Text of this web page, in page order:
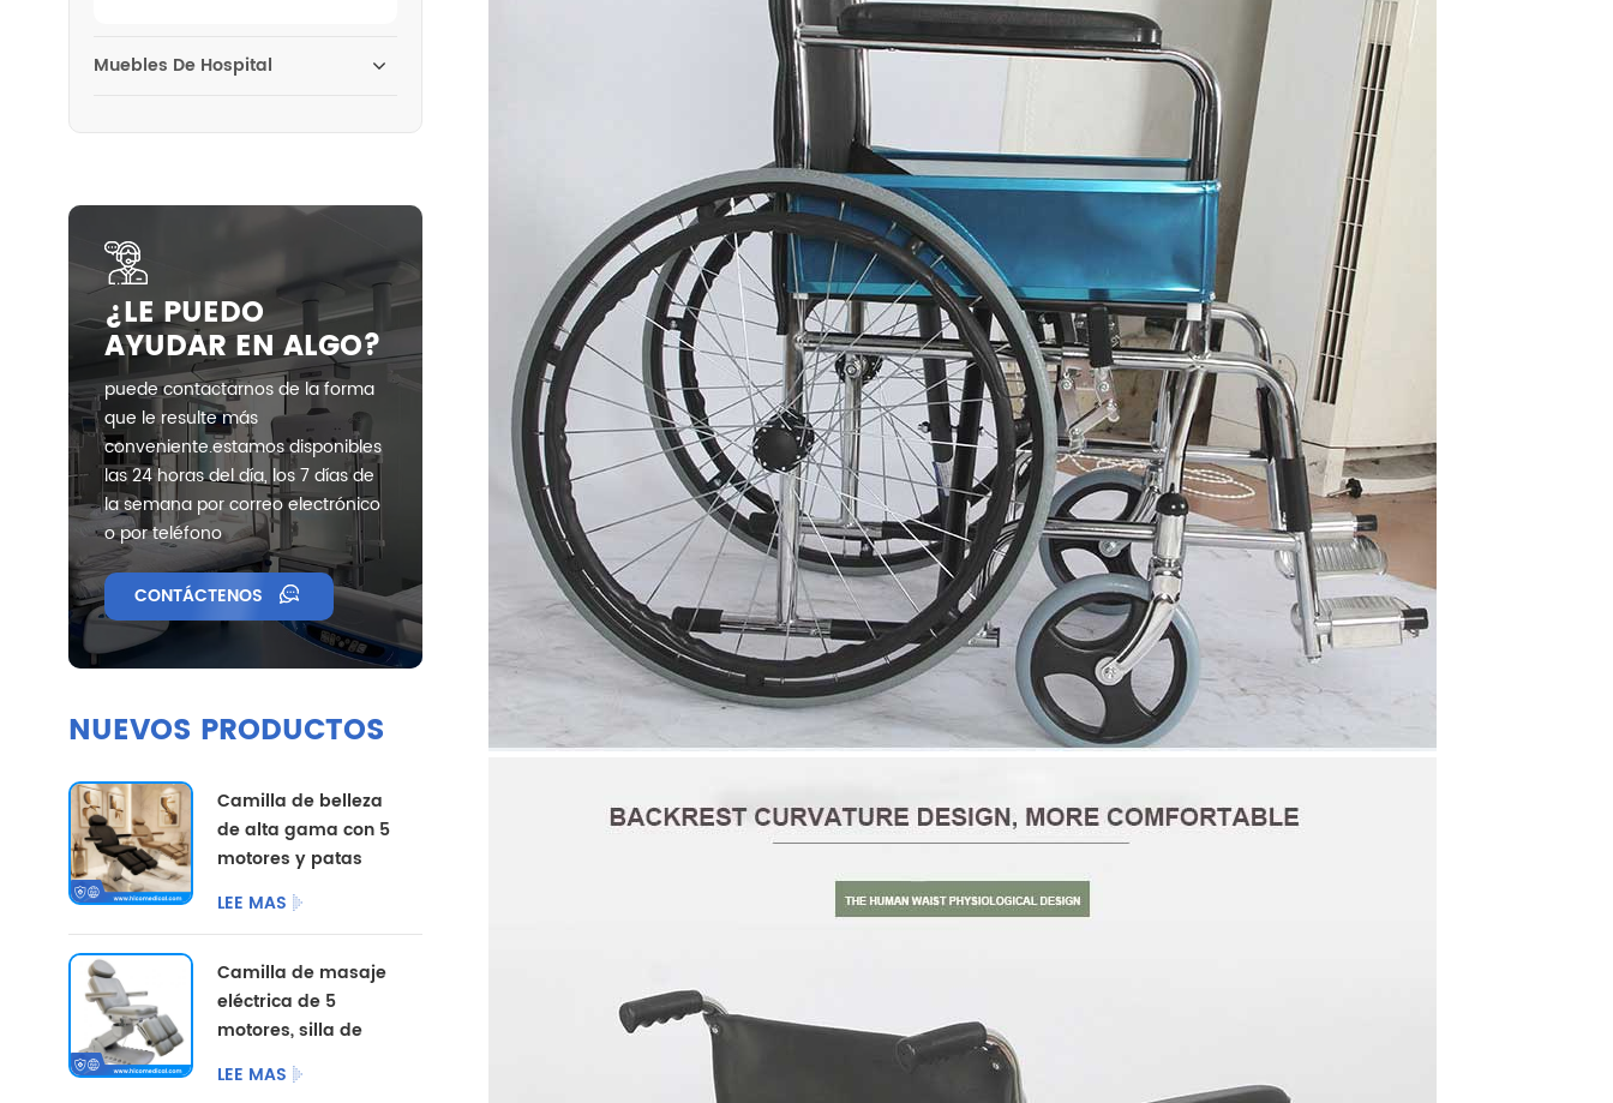
Muebles De Hospital
¿LE PUEDO
AYUDAR EN ALGO?
puede contactarnos de la forma
que le resulte más
conveniente.estamos disponibles
las 24 horas del día, los 7 días de
la semana por correo electrónico
o por teléfono
CONTÁCTENOS
NUEVOS PRODUCTOS
Camilla de belleza
de alta gama con 5
motores y patas
divididas, con
opciones de color
LEE MAS
Camilla de masaje
eléctrica de 5
motores, silla de
pedicura
cosmética,
LEE MAS